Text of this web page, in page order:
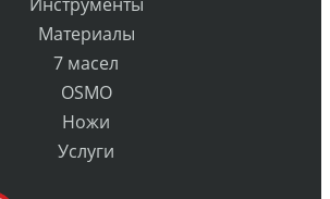
Материалы
7 масел
OSMO
Ножи
Услуги